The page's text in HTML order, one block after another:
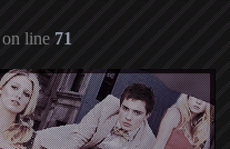
on line 71